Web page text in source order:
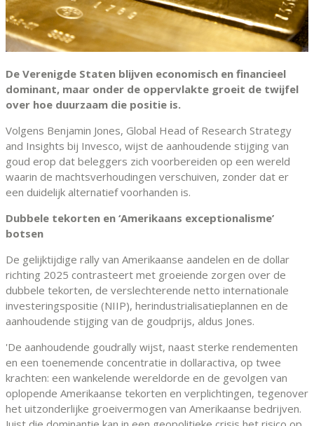
De Verenigde Staten blijven economisch en financieel
dominant, maar onder de oppervlakte groeit de twijfel
over hoe duurzaam die positie is.
Volgens Benjamin Jones, Global Head of Research Strategy
and Insights bij Invesco, wijst de aanhoudende stijging van
goud erop dat beleggers zich voorbereiden op een wereld
waarin de machtsverhoudingen verschuiven, zonder dat er
een duidelijk alternatief voorhanden is.
Dubbele tekorten en ‘Amerikaans exceptionalisme’
botsen
De gelijktijdige rally van Amerikaanse aandelen en de dollar
richting 2025 contrasteert met groeiende zorgen over de
dubbele tekorten, de verslechterende netto internationale
investeringspositie (NIIP), herindustrialisatieplannen en de
aanhoudende stijging van de goudprijs, aldus Jones.
'De aanhoudende goudrally wijst, naast sterke rendementen
en een toenemende concentratie in dollaractiva, op twee
krachten: een wankelende wereldorde en de gevolgen van
oplopende Amerikaanse tekorten en verplichtingen, tegenover
het uitzonderlijke groeivermogen van Amerikaanse bedrijven.